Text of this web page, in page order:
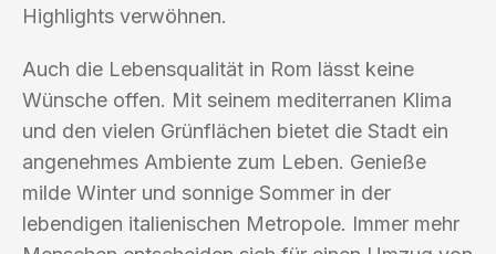
Highlights verwöhnen.
Auch die Lebensqualität in Rom lässt keine
Wünsche offen. Mit seinem mediterranen Klima
und den vielen Grünflächen bietet die Stadt ein
angenehmes Ambiente zum Leben. Genieße
milde Winter und sonnige Sommer in der
lebendigen italienischen Metropole. Immer mehr